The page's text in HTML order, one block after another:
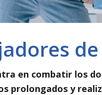
en combatir los
prolongados y